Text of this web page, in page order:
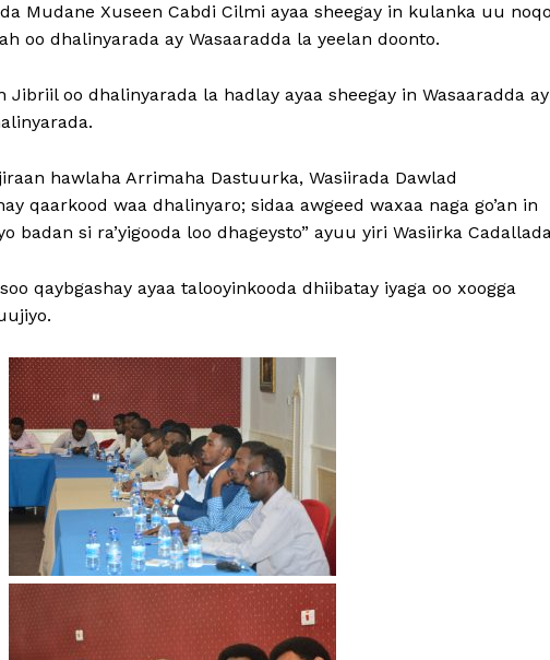
Mudane Xuseen Cabdi Cilmi ayaa sheegay in kulanka uu
oo dhalinyarada ay Wasaaradda la yeelan doonto.
Jibriil oo dhalinyarada la hadlay ayaa sheegay in Wasaaradda ay
hawlaha Arrimaha Dastuurka, Wasiirada Dawlad
qaarkood waa dhalinyaro; sidaa awgeed waxaa naga go’an in
badan si ra’yigooda loo dhageysto” ayuu yiri Wasiirka
qaybgashay ayaa talooyinkooda dhiibatay iyaga oo xoogga